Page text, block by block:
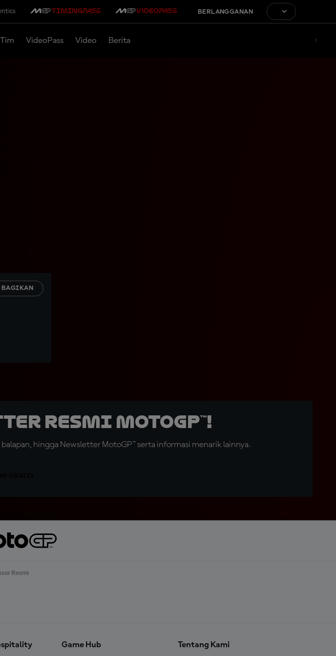
BERLANGGANAN
VideoPass Video Berita
BAGIKAN
Resmi MotoGP™!
hingga Newsletter MotoGP™ serta informasi menarik lainnya.
Resmi
Game Hub Tentang Kami